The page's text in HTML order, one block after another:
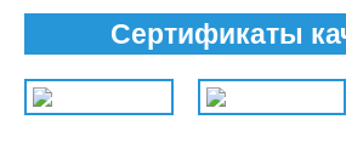
Сертификаты